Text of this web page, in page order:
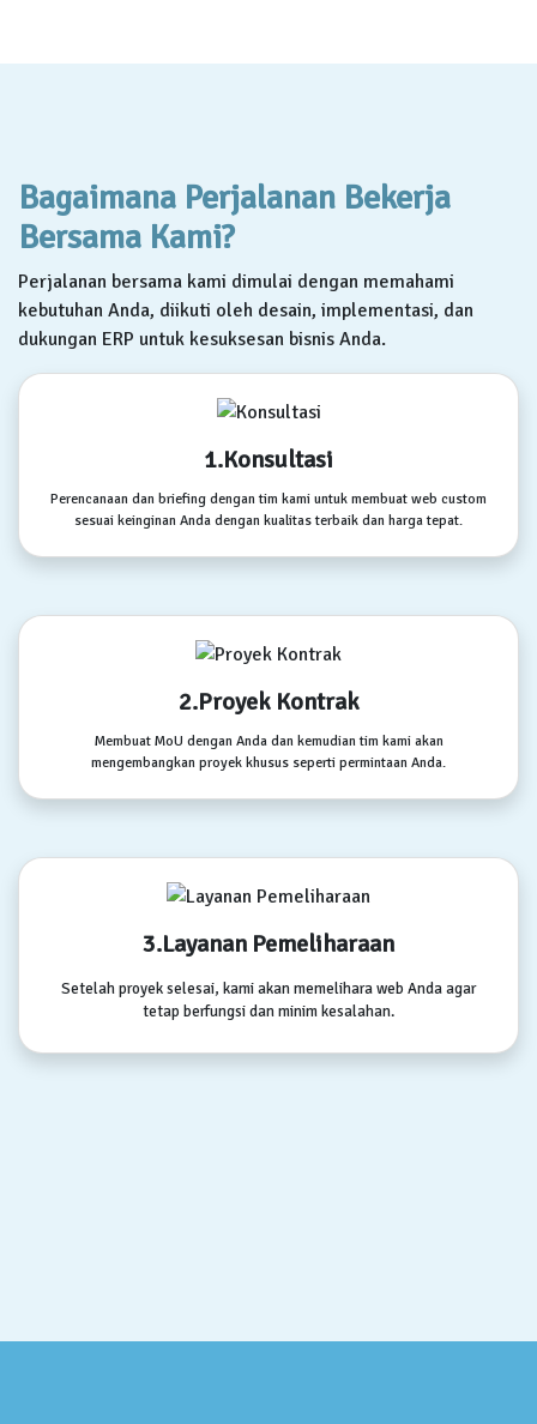
Bagaimana Perjalanan Bekerja
Bersama Kami?
Perjalanan bersama kami dimulai dengan memahami
kebutuhan Anda, diikuti oleh desain, implementasi, dan
dukungan ERP untuk kesuksesan bisnis Anda.
1.Konsultasi
Perencanaan dan briefing dengan tim kami untuk membuat web custom
sesuai keinginan Anda dengan kualitas terbaik dan harga tepat.
2.Proyek Kontrak
Membuat MoU dengan Anda dan kemudian tim kami akan
mengembangkan proyek khusus seperti permintaan Anda.
3.Layanan Pemeliharaan
Setelah proyek selesai, kami akan memelihara web Anda agar
tetap berfungsi dan minim kesalahan.